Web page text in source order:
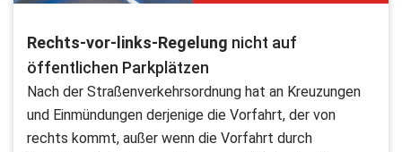
Rechts-vor-links-Regelung nicht auf
öffentlichen Parkplätzen
Nach der Straßenverkehrsordnung hat an Kreuzungen
und Einmündungen derjenige die Vorfahrt, der von
rechts kommt, außer wenn die Vorfahrt durch